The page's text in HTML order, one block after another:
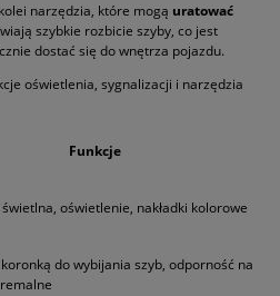
narzędzia, które mogą uratować
szybkie rozbicie szyby, co jest
dostać się do wnętrza pojazdu.
oświetlenia, sygnalizacji i narzędzia
Funkcje
oświetlenie, nakładki kolorowe
do wybijania szyb, odporność na